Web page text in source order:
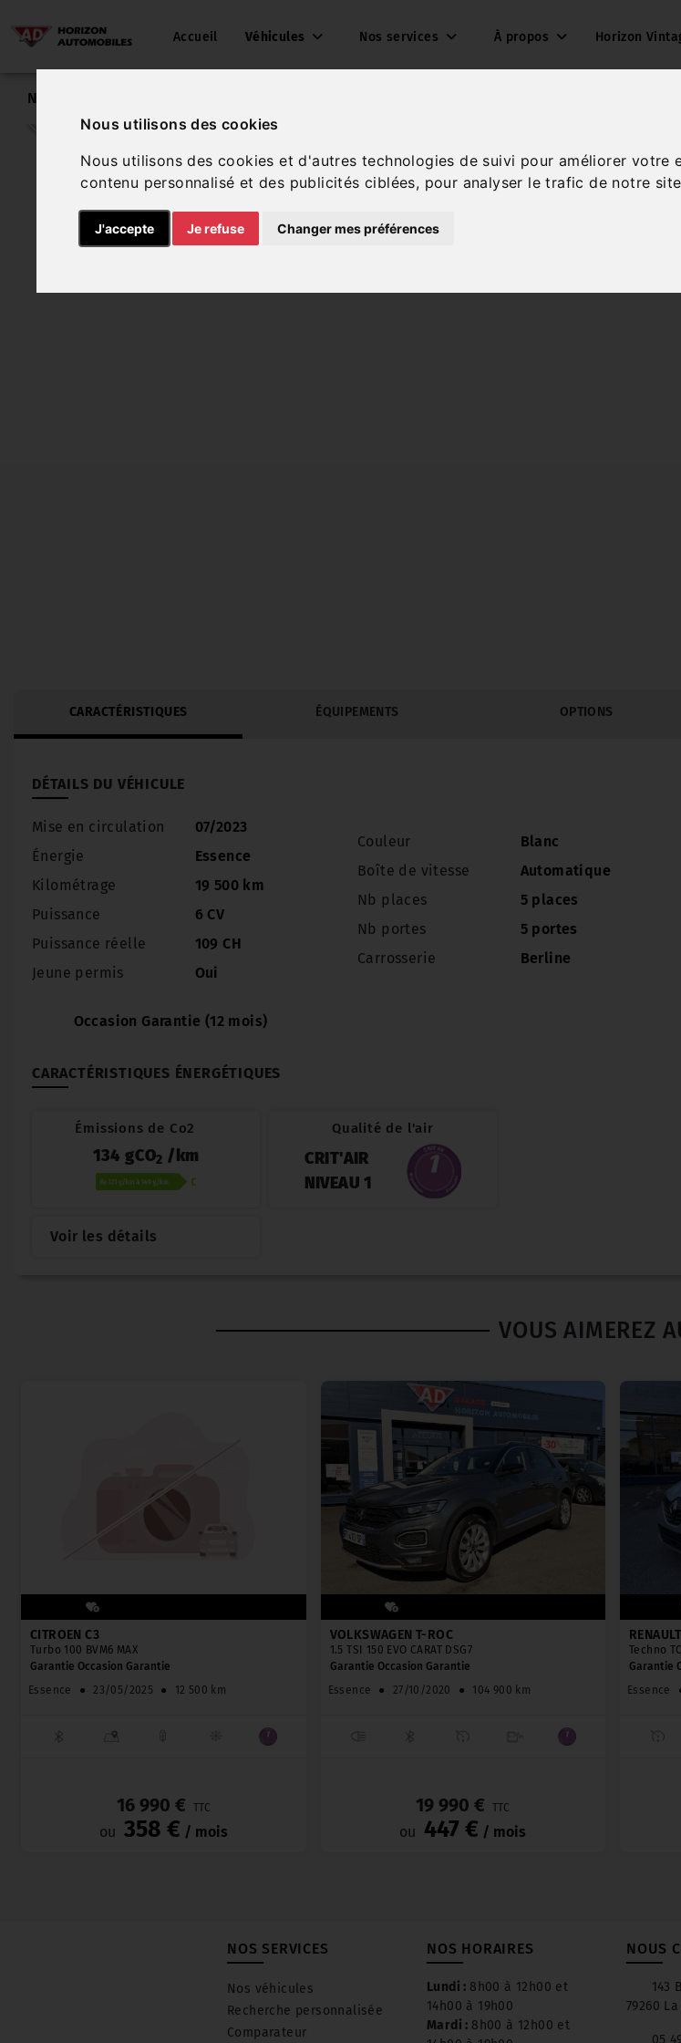
Nous utilisons des cookies
Nous utilisons des cookies et d'autres technologies de suivi pour améliorer
contenu personnalisé et des publicités ciblées, pour analyser le trafic de notre
J'accepte Je refuse Changer mes préférences
Accueil Véhicules Nos services À propos Horizon
Nos véhicules
CARACTÉRISTIQUES ÉQUIPEMENTS OPTIONS
DÉTAILS DU VÉHICULE
Mise en circulation
07/2023
Énergie
Essence
Kilométrage
19 500 km
Puissance
6 CV
Puissance réelle
109 CH
Jeune permis
Oui
Couleur
Blanc
Boîte de vitesse
Automatique
Nb places
5 places
Nb portes
5 portes
Carrosserie
Berline
Occasion Garantie (12 mois)
CARACTÉRISTIQUES ÉNERGÉTIQUES
Émissions de Co2
134 gCO2 /km
Qualité de l'air
CRIT'AIR
NIVEAU 1
Voir les détails
VOUS AIMEREZ
CITROËN C3
Turbo 100 BVM6 MAX
Garantie Occasion Garantie
Essence
● 23/05/2025 ● 12 500 km
16 990 € TTC
ou 358 € / mois
VOLKSWAGEN T-ROC
1.5 TSI 150 EVO CARAT DSG7
Garantie Occasion Garantie
Essence
● 27/10/2020 ● 104 900 km
19 990 € TTC
ou 447 € / mois
Techno
Garantie
Essence
NOS SERVICES
Nos véhicules
Recherche personnalisée
Comparateur
NOS HORAIRES
Lundi : 8h00 à 12h00 et
14h00 à 19h00
Mardi : 8h00 à 12h00 et
NOUS
143
79260